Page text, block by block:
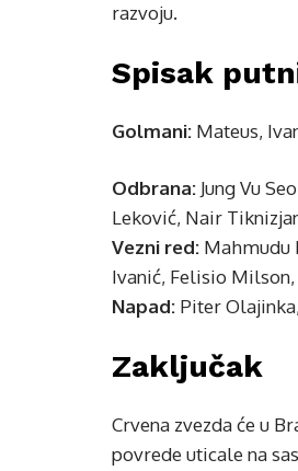
razvoju.
Spisak
Golmani: Mateus,
Odbrana: Jung Vu
Leković, Nair
Vezni red: Mahmudu
Ivanić, Felisio
Napad: Piter
Zaključak
Crvena zvezda će u
povrede uticale na